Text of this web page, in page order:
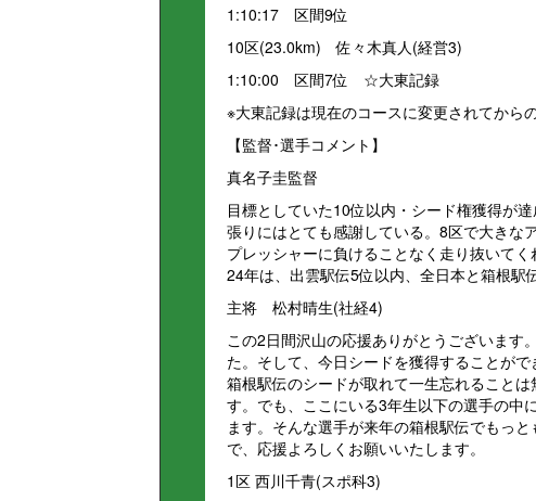
1:10:17 区間9位
10区(23.0km) 佐々木真人(経営3)
1:10:00 区間7位 ☆大東記録
※大東記録は現在のコースに変更されてから
【監督･選手コメント】
真名子圭監督
目標としていた10位以内・シード権獲得が
張りにはとても感謝している。8区で大きな
プレッシャーに負けることなく走り抜いて
24年は、出雲駅伝5位以内、全日本と箱根駅
主将 松村晴生(社経4)
この2日間沢山の応援ありがとうございます
た。そして、今日シードを獲得することが
箱根駅伝のシードが取れて一生忘れること
す。でも、ここにいる3年生以下の選手の中
ます。そんな選手が来年の箱根駅伝でもっ
で、応援よろしくお願いいたします。
1区 西川千青(スポ科3)